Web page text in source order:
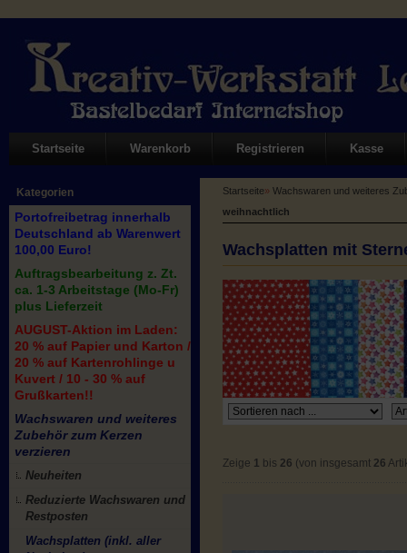
Startseite Warenkorb Registrieren Kasse
Kategorien
Portofreibetrag innerhalb
Deutschland ab Warenwert
100,00 Euro!
Auftragsbearbeitung z. Zt.
ca. 1-3 Arbeitstage (Mo-Fr)
plus Lieferzeit
AUGUST-Aktion im Laden:
20 % auf Papier und Karton /
20 % auf Kartenrohlinge u
Kuvert / 10 - 30 % auf
Grußkarten!!
Wachswaren und weiteres
Zubehör zum Kerzen
verzieren
Neuheiten
Reduzierte Wachswaren und
Restposten
Wachsplatten (inkl. aller
Startseite» Wachswaren und weiteres
weihnachtlich
Wachsplatten mit
Zeige 1 bis 26 (von insgesamt 26